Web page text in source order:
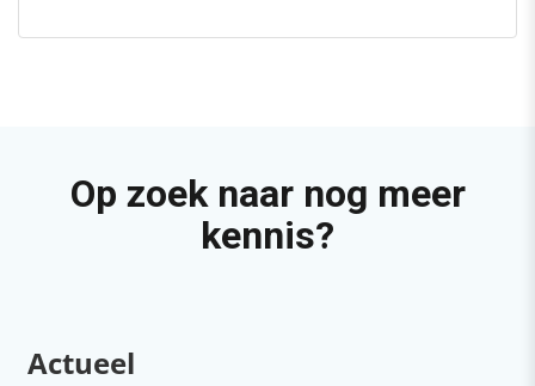
Op zoek naar nog meer
kennis?
Actueel